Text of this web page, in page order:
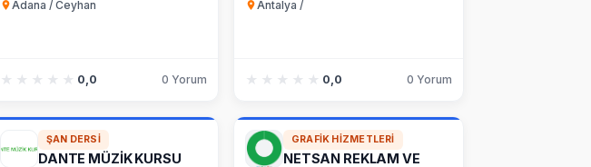
Adana / Ceyhan
★★★★★
★★★★★ 0,0 0 Yorum
Antalya /
★★★★★
★★★★★ 0,0 0 Yorum
ŞAN DERSI
DANTE MÜZİK KURSU
GRAFIK HIZMETLERI
NETSAN REKLAM VE